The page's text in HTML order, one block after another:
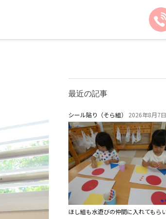
最近の記事
シール貼り（そら組） 2026年8月7日
ほし組も水遊びの仲間に入れてもら